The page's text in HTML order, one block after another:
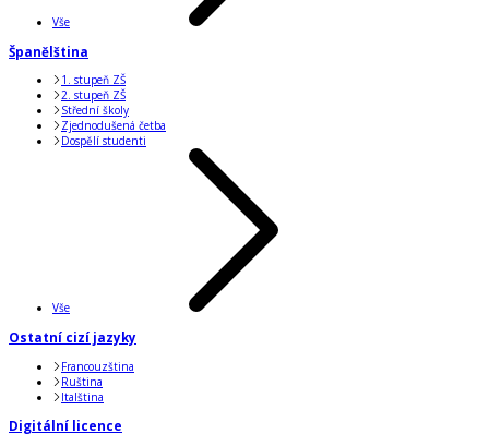
Vše
Španělština
1. stupeň ZŠ
2. stupeň ZŠ
Střední školy
Zjednodušená četba
Dospělí studenti
Vše
Ostatní cizí jazyky
Francouzština
Ruština
Italština
Digitální licence